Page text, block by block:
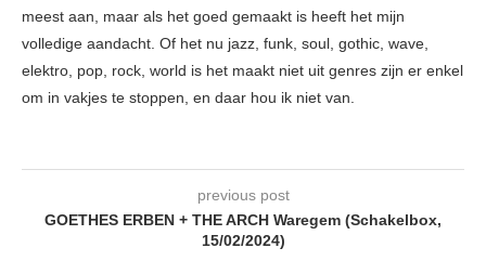
meest aan, maar als het goed gemaakt is heeft het mijn
volledige aandacht. Of het nu jazz, funk, soul, gothic, wave,
elektro, pop, rock, world is het maakt niet uit genres zijn er enkel
om in vakjes te stoppen, en daar hou ik niet van.
previous post
GOETHES ERBEN + THE ARCH Waregem (Schakelbox,
15/02/2024)